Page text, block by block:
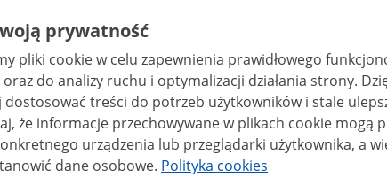
Treści tekstowe publikowane w serwisie (z
udostępniane na licencji typu Creative Commons:
warunkach 4.0 (CC BY-SA 4.0). Materiały
są udostępniane na licencji typu Creative
bez utworów zależnych 4.0 (CC BY-NC-ND 4.0), o
prywatność
pliki cookie w celu zapewnienia prawidłowego
do analizy ruchu i optymalizacji działania strony. Dzięki nim
dostosować treści do potrzeb użytkowników i stale
urządzenia lub przeglądarki użytkownika, a
dane osobowe. Polityka cookies